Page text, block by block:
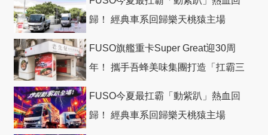
歸！ 經典車系回歸樂天桃猿主場
FUSO旗艦重卡Super Great迎30周
年！ 攜手吾蜂美味集團打造「扛霸三
FUSO今夏最扛霸「動紫趴」熱血回
歸！ 經典車系回歸樂天桃猿主場